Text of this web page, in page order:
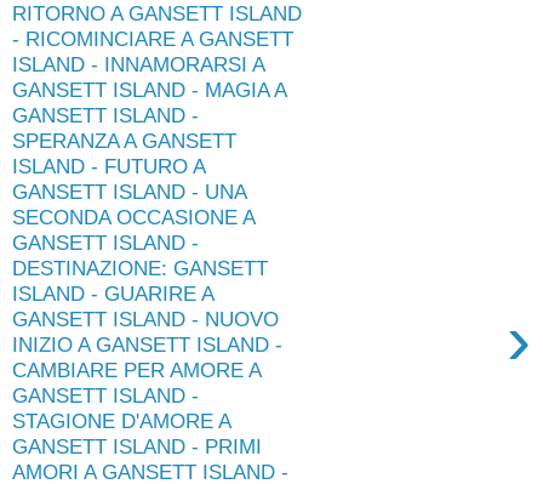
RITORNO A GANSETT ISLAND
- RICOMINCIARE A GANSETT
ISLAND - INNAMORARSI A
GANSETT ISLAND - MAGIA A
GANSETT ISLAND -
SPERANZA A GANSETT
ISLAND - FUTURO A
GANSETT ISLAND - UNA
SECONDA OCCASIONE A
GANSETT ISLAND -
DESTINAZIONE: GANSETT
ISLAND - GUARIRE A
GANSETT ISLAND - NUOVO
INIZIO A GANSETT ISLAND -
CAMBIARE PER AMORE A
GANSETT ISLAND -
STAGIONE D'AMORE A
GANSETT ISLAND - PRIMI
AMORI A GANSETT ISLAND -
›